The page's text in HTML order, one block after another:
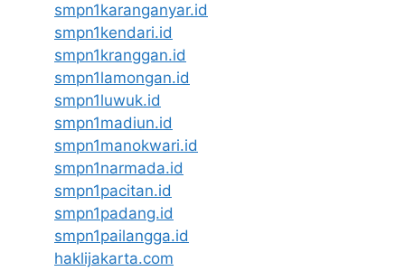
smpn1karanganyar.id
smpn1kendari.id
smpn1kranggan.id
smpn1lamongan.id
smpn1luwuk.id
smpn1madiun.id
smpn1manokwari.id
smpn1narmada.id
smpn1pacitan.id
smpn1padang.id
smpn1pailangga.id
haklijakarta.com